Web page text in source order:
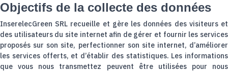
Objectifs de la collecte des données
InserelecGreen SRL recueille et gère les données des visiteurs et
des utilisateurs du site internet afin de gérer et fournir les services
proposés sur son site, perfectionner son site internet, d’améliorer
les services offerts, et d’établir des statistiques. Les informations
que vous nous transmettez peuvent être utilisées pour nous